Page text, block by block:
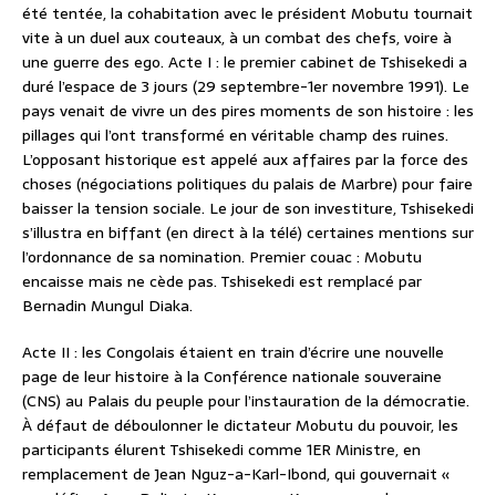
été tentée, la cohabitation avec le président Mobutu tournait
vite à un duel aux couteaux, à un combat des chefs, voire à
une guerre des ego. Acte I : le premier cabinet de Tshisekedi a
duré l’espace de 3 jours (29 septembre-1er novembre 1991). Le
pays venait de vivre un des pires moments de son histoire : les
pillages qui l’ont transformé en véritable champ des ruines.
L’opposant historique est appelé aux affaires par la force des
choses (négociations politiques du palais de Marbre) pour faire
baisser la tension sociale. Le jour de son investiture, Tshisekedi
s’illustra en biffant (en direct à la télé) certaines mentions sur
l’ordonnance de sa nomination. Premier couac : Mobutu
encaisse mais ne cède pas. Tshisekedi est remplacé par
Bernadin Mungul Diaka.
Acte II : les Congolais étaient en train d’écrire une nouvelle
page de leur histoire à la Conférence nationale souveraine
(CNS) au Palais du peuple pour l’instauration de la démocratie.
À défaut de déboulonner le dictateur Mobutu du pouvoir, les
participants élurent Tshisekedi comme 1ER Ministre, en
remplacement de Jean Nguz-a-Karl-Ibond, qui gouvernait «